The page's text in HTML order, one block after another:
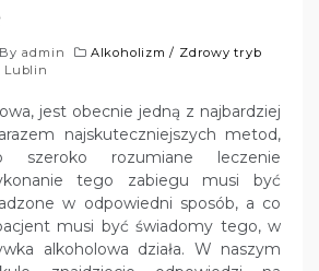
By admin Alkoholizm / Zdrowy tryb
Lublin
jest obecnie jedną z najbardziej
najskuteczniejszych metod,
rozumiane leczenie
tego zabiegu musi być
w odpowiedni sposób, a co
musi być świadomy tego, w
alkoholowa działa. W naszym